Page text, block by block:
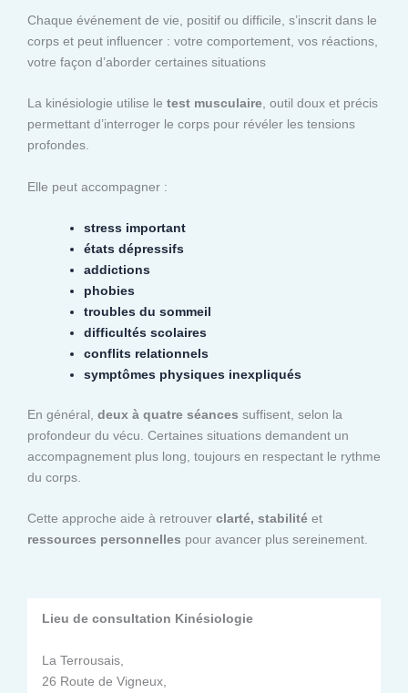
Chaque événement de vie, positif ou difficile, s’inscrit dans le
corps et peut influencer : votre comportement, vos réactions,
votre façon d’aborder certaines situations
La kinésiologie utilise le test musculaire, outil doux et précis
permettant d’interroger le corps pour révéler les tensions
profondes.
Elle peut accompagner :
stress important
états dépressifs
addictions
phobies
troubles du sommeil
difficultés scolaires
conflits relationnels
symptômes physiques inexpliqués
En général, deux à quatre séances suffisent, selon la
profondeur du vécu. Certaines situations demandent un
accompagnement plus long, toujours en respectant le rythme
du corps.
Cette approche aide à retrouver clarté, stabilité et
ressources personnelles pour avancer plus sereinement.
Lieu de consultation Kinésiologie
La Terrousais,
26 Route de Vigneux,